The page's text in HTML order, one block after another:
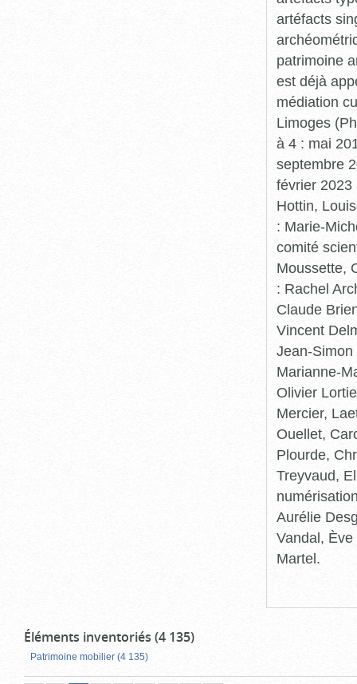
artéfacts
patrimoine
est déjà
médiation
Limoges
à 4 : mai
septembre
février 2023
Hottin,
: Marie-
comité
Moussette,
: Rachel
Claude
Vincent
Jean-
Marianne-
Olivier
Mercier,
Ouellet,
Plourde,
Treyvaud,
Aurélie
Vandal,
Martel.
Éléments inventoriés (4 135)
Patrimoine mobilier (4 135)